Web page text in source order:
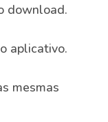
download.
aplicativo.
mesmas